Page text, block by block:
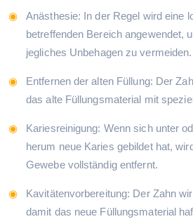
Anästhesie: In der Regel wird eine
betreffenden Bereich angewendet,
jegliches Unbehagen zu vermeiden.
Entfernen der alten Füllung: Der
das alte Füllungsmaterial mit
Kariesreinigung: Wenn sich unter
herum neue Karies gebildet hat,
Gewebe vollständig entfernt.
Kavitätenvorbereitung: Der Zahn
damit das neue Füllungsmaterial